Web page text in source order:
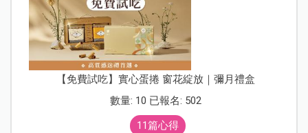
【免費試吃】實心蛋捲 窗花綻放｜彌月禮盒
數量: 10 已報名: 502
11篇心得